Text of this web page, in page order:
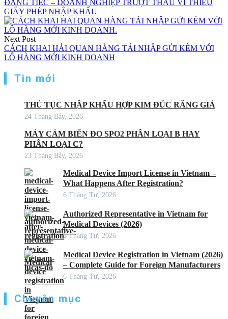
ĐÁNG TIẾC – DOANH NGHIỆP TRƯỢT THẦU VÌ THIẾU
GIẤY PHÉP NHẬP KHẨU
Next Post
CÁCH KHAI HẢI QUAN HÀNG TÁI NHẬP GỬI KÈM VỚI
LÔ HÀNG MỚI KINH DOANH
Tin mới
THỦ TỤC NHẬP KHẨU HỢP KIM ĐÚC RĂNG GIẢ
24 Tháng Bảy, 2026
MÁY CẢM BIẾN ĐO SPO2 PHÂN LOẠI B HAY
PHÂN LOẠI C?
23 Tháng Bảy, 2026
Medical Device Import License in Vietnam –
What Happens After Registration?
6 Tháng Tư, 2026
Authorized Representative in Vietnam for
Medical Devices (2026)
6 Tháng Tư, 2026
Medical Device Registration in Vietnam (2026)
– Complete Guide for Foreign Manufacturers
6 Tháng Tư, 2026
Chuyên mục